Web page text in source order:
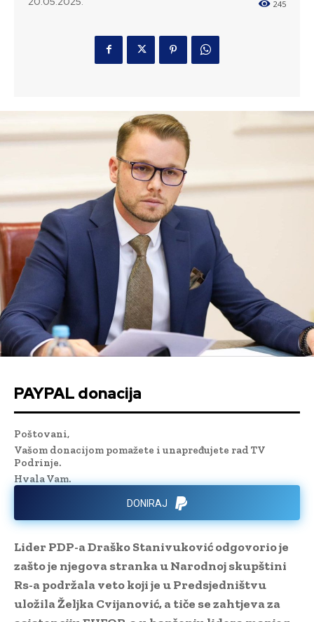
245
PAYPAL donacija
Poštovani,
Vašom donacijom pomažete i unapređujete rad TV
Podrinje.
Hvala Vam.
DONIRAJ
Lider PDP-a Draško Stanivuković odgovorio je
zašto je njegova stranka u Narodnoj skupštini
Rs-a podržala veto koji je u Predsjedništvu
uložila Željka Cvijanović, a tiče se zahtjeva za